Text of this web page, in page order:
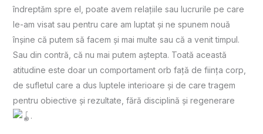
îndreptăm spre el, poate avem relațiile sau lucrurile pe care
le-am visat sau pentru care am luptat și ne spunem nouă
înșine că putem să facem și mai multe sau că a venit timpul.
Sau din contră, că nu mai putem aștepta. Toată această
atitudine este doar un comportament orb față de ființa corp,
de sufletul care a dus luptele interioare și de care tragem
pentru obiective și rezultate, fără disciplină și regenerare
.